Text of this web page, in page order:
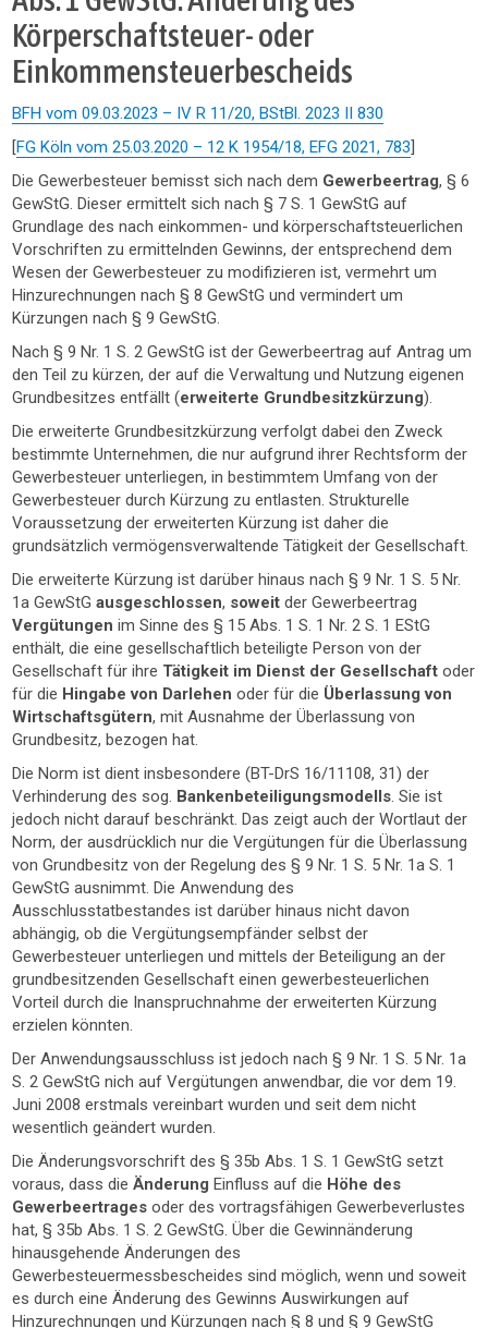
Körperschaftsteuer- oder
Einkommensteuerbescheids
BFH vom 09.03.2023 – IV R 11/20, BStBl. 2023 II 830
[FG Köln vom 25.03.2020 – 12 K 1954/18, EFG 2021, 783]
Die Gewerbesteuer bemisst sich nach dem Gewerbeertrag, § 6
GewStG. Dieser ermittelt sich nach § 7 S. 1 GewStG auf
Grundlage des nach einkommen- und körperschaftsteuerlichen
Vorschriften zu ermittelnden Gewinns, der entsprechend dem
Wesen der Gewerbesteuer zu modifizieren ist, vermehrt um
Hinzurechnungen nach § 8 GewStG und vermindert um
Kürzungen nach § 9 GewStG.
Nach § 9 Nr. 1 S. 2 GewStG ist der Gewerbeertrag auf Antrag um
den Teil zu kürzen, der auf die Verwaltung und Nutzung eigenen
Grundbesitzes entfällt (erweiterte Grundbesitzkürzung).
Die erweiterte Grundbesitzkürzung verfolgt dabei den Zweck
bestimmte Unternehmen, die nur aufgrund ihrer Rechtsform der
Gewerbesteuer unterliegen, in bestimmtem Umfang von der
Gewerbesteuer durch Kürzung zu entlasten. Strukturelle
Voraussetzung der erweiterten Kürzung ist daher die
grundsätzlich vermögensverwaltende Tätigkeit der Gesellschaft.
Die erweiterte Kürzung ist darüber hinaus nach § 9 Nr. 1 S. 5 Nr.
1a GewStGausgeschlossen, soweitder Gewerbeertrag
Vergütungenim Sinne des § 15 Abs. 1 S. 1 Nr. 2 S. 1 EStG
enthält, die eine gesellschaftlich beteiligte Person von der
Gesellschaft für ihre Tätigkeit im Dienst der Gesellschaftoder
für die Hingabe von Darlehen oder für die Überlassung von
Wirtschaftsgütern, mit Ausnahme der Überlassung von
Grundbesitz, bezogen hat.
Die Norm ist dient insbesondere (BT-DrS 16/11108, 31) der
Verhinderung des sog. Bankenbeteiligungsmodells. Sie ist
jedoch nicht darauf beschränkt. Das zeigt auch der Wortlaut der
Norm, der ausdrücklich nur die Vergütungen für die Überlassung
von Grundbesitz von der Regelung des § 9 Nr. 1 S. 5 Nr. 1a S. 1
GewStG ausnimmt. Die Anwendung des
Ausschlusstatbestandes ist darüber hinaus nicht davon
abhängig, ob die Vergütungsempfänder selbst der
Gewerbesteuer unterliegen und mittels der Beteiligung an der
grundbesitzenden Gesellschaft einen gewerbesteuerlichen
Vorteil durch die Inanspruchnahme der erweiterten Kürzung
erzielen könnten.
Der Anwendungsausschluss ist jedoch nach § 9 Nr. 1 S. 5 Nr. 1a
S. 2 GewStG nich auf Vergütungen anwendbar, die vor dem 19.
Juni 2008 erstmals vereinbart wurden und seit dem nicht
wesentlich geändert wurden.
Die Änderungsvorschrift des § 35b Abs. 1 S. 1 GewStG setzt
voraus, dass dieÄnderungEinfluss auf die Höhe des
Gewerbeertrages oder des vortragsfähigen Gewerbeverlustes
hat, § 35b Abs. 1 S. 2 GewStG. Über die Gewinnänderung
hinausgehende Änderungen des
Gewerbesteuermessbescheides sind möglich, wenn und soweit
es durch eine Änderung des Gewinns Auswirkungen auf
Hinzurechnungen und Kürzungen nach § 8 und § 9 GewStG